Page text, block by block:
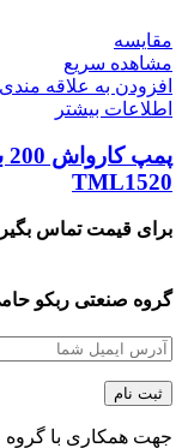
مقایسه
مشاهده سریع
افزودن به علاقه
اطلاعات بیشتر
TML1520
برای قیمت تماس
گروه صنعتی ربکو
جهت همکاری با گروه